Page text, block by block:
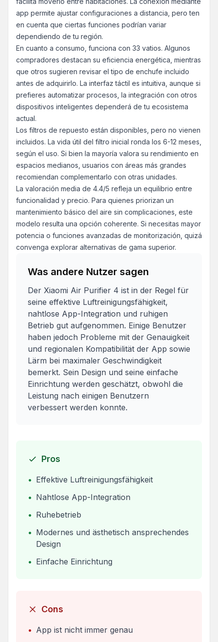
app permite ajustar configuraciones a distancia, pero ten
en cuenta que ciertas funciones podrían variar
dependiendo de tu región.
En cuanto a consumo, funciona con 33 vatios. Algunos
compradores destacan su eficiencia energética, mientras
que otros sugieren revisar el tipo de enchufe incluido
antes de adquirirlo. La interfaz táctil es intuitiva, aunque si
prefieres automatizar procesos, la integración con otros
dispositivos inteligentes dependerá de tu ecosistema
actual.
Los filtros de repuesto están disponibles, pero no vienen
incluidos. La vida útil del filtro inicial ronda los 6-12 meses,
según el uso. Si bien la mayoría valora su rendimiento en
espacios medianos, usuarios con áreas más grandes
recomiendan complementarlo con otras unidades.
La valoración media de 4.4/5 refleja un equilibrio entre
funcionalidad y precio. Para quienes priorizan un
mantenimiento básico del aire sin complicaciones, este
modelo resulta una opción coherente. Si necesitas mayor
potencia o funciones avanzadas de monitorización, quizá
convenga explorar alternativas de gama superior.
Was andere Nutzer sagen
Der Xiaomi Air Purifier 4 ist in der Regel für
seine effektive Luftreinigungsfähigkeit,
nahtlose App-Integration und ruhigen
Betrieb gut aufgenommen. Einige Benutzer
haben jedoch Probleme mit der Genauigkeit
und regionalen Kompatibilität der App sowie
Lärm bei maximaler Geschwindigkeit
bemerkt. Sein Design und seine einfache
Einrichtung werden geschätzt, obwohl die
Leistung nach einigen Benutzern
verbessert werden konnte.
Pros
• Effektive Luftreinigungsfähigkeit
• Nahtlose App-Integration
• Ruhebetrieb
• Modernes und ästhetisch ansprechendes
Design
• Einfache Einrichtung
Cons
• App ist nicht immer genau